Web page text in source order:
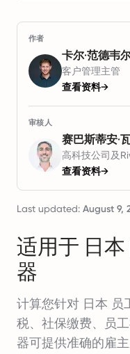
作者
卡尔·范德韦
客户管理主管
查看资料→
审核人
赛巴斯蒂安·
高科技公司及
查看资料→
Last updated: August 9,
适用于 日
器
计算您针对 日本 员
税、社保缴费、员
器可提供准确的雇